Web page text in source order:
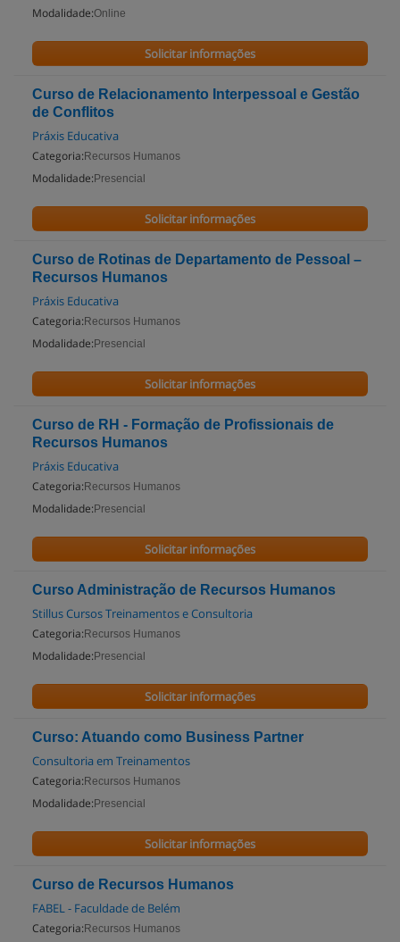
Modalidade:Online
Solicitar informações
Curso de Relacionamento Interpessoal e Gestão
de Conflitos
Práxis Educativa
Categoria: Recursos Humanos
Modalidade: Presencial
Solicitar informações
Curso de Rotinas de Departamento de Pessoal –
Recursos Humanos
Práxis Educativa
Categoria: Recursos Humanos
Modalidade: Presencial
Solicitar informações
Curso de RH - Formação de Profissionais de
Recursos Humanos
Práxis Educativa
Categoria: Recursos Humanos
Modalidade: Presencial
Solicitar informações
Curso Administração de Recursos Humanos
Stillus Cursos Treinamentos e Consultoria
Categoria: Recursos Humanos
Modalidade: Presencial
Solicitar informações
Curso: Atuando como Business Partner
Consultoria em Treinamentos
Categoria: Recursos Humanos
Modalidade: Presencial
Solicitar informações
Curso de Recursos Humanos
FABEL - Faculdade de Belém
Categoria: Recursos Humanos